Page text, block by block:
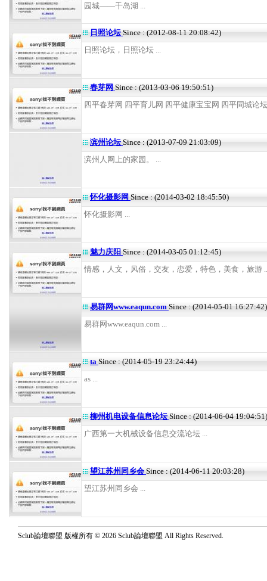
园城——千岛湖 ...
日照论坛Since : (2012-08-11 20:08:42)
日照论坛，日照论坛 ...
春芽网 Since : (2013-03-06 19:50:51)
四平春芽网 四平育儿网 四平健康宝宝网 四平同城论
滨州论坛Since : (2013-07-09 21:03:09)
滨州人网上的家园。 ...
怀化摄影网 Since : (2014-03-02 18:45:50)
怀化摄影网 ...
魅力庆阳 Since : (2014-03-05 01:12:45)
情感，人文，风俗，交友，恋爱，特色，美食，旅游
易群网www.eaqun.com Since : (2014-05-01 16:27:42)
易群网www.eaqun.com ...
ta Since : (2014-05-19 23:24:44)
as ...
柳州机电设备信息论坛Since : (2014-06-04 19:04:51)
广西第一大机械设备信息交流论坛 ...
望江苏州同乡会 Since : (2014-06-11 20:03:28)
望江苏州同乡会 ...
Sclub論壇聯盟 版權所有 © 2026 Sclub論壇聯盟 All Rights Reserved.